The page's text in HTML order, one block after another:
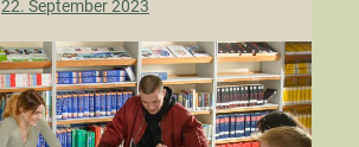
22. September 2023